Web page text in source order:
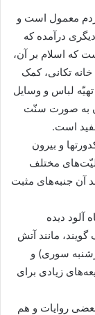
معمول است و
درآمده که
که اسلام بر آن،
تکانى، کمک
تهیّه لباس و وسایل
به صورت سنّت
است.
و بیرون
مختلف
آن جنبه‌هاى مثبت
آلود دیده
گویند، مانند آتش
سورى) و
زیادى براى
روایات و هم